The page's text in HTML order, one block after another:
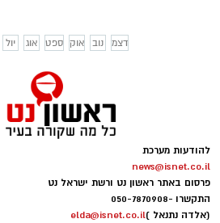
יול אוג ספט אוק נוב דצמ
להודעות מערכת
news@isnet.co.il
פרסום באתר ראשון נט ורשת ישראל נט
התקשרו -050-7870908
(אלדה נתנאל )elda@isnet.co.il